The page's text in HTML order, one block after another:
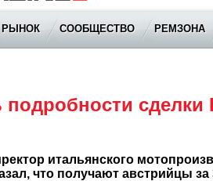
РЫНОК СООБЩЕСТВО РЕМЗОНА
сделки
итальянского
что получают австрийцы